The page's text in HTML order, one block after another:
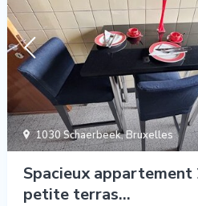
1030 Schaerbeek,Bruxelles
Spacieux appartement
petite terras...